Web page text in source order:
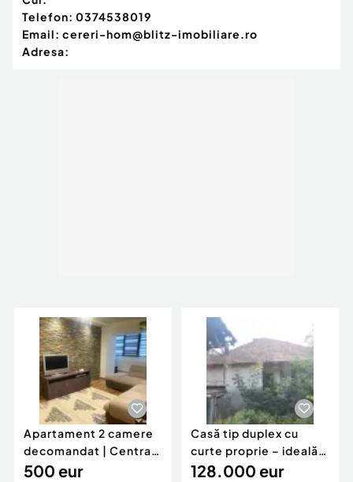
Telefon: 0374538019
Email: cereri-hom@blitz-imobiliare.ro
Adresa:
Apartament 2 camere
decomandat | Centrală
proprie | 60 mp |
500 eur
Casă tip duplex cu
curte proprie – ideală
pentru renovar
128.000 eur